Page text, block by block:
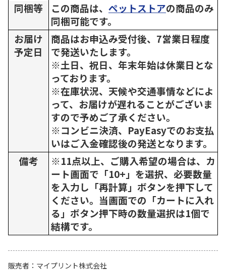
同梱等
この商品は、 ペットストアの商品のみ
同梱可能です。
お届け
予定日
商品はお申込み受付後、7営業日程度
で発送いたします。
※土日、祝日、年末年始は休業日とな
っております。
※在庫状況、天候や交通事情などによ
って、お届けが遅れることがございま
すので予めご了承ください。
※コンビニ決済、PayEasyでのお支払
いはご入金確認後の発送となります。
備考
※11点以上、ご購入希望の場合は、カ
ート画面で「10+」を選択、必要数量
を入力し「再計算」ボタンを押下して
ください。当画面での「カートに入れ
る」ボタン押下時の数量選択は1個で
結構です。
販売者
マイプリント株式会社